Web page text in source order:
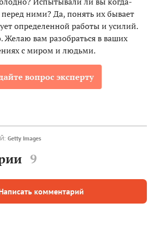
ними? Да, понять их бывает
определенной работы и усилий.
Желаю вам разобраться в ваших
с миром и людьми.
вопрос эксперту
Getty Images
9
комментарий